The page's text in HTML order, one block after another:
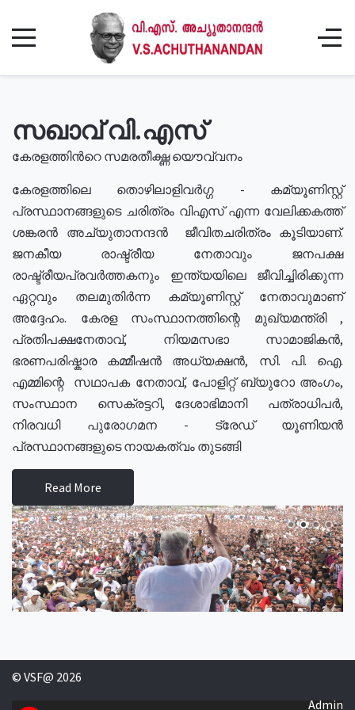
സഖാവ് വി.എസ്
കേരളത്തിൻറെ സമരതീക്ഷ്ണ യൌവ്വനം
കേരളത്തിലെ തൊഴിലാളിവർഗ്ഗ - കമ്യൂണിസ്റ്റ്
പ്രസ്ഥാനങ്ങളുടെ ചരിത്രം വിഎസ് എന്ന വേലിക്കകത്ത്
ശങ്കരൻ അച്യുതാനന്ദൻ ജീവിതചരിത്രം കൂടിയാണ്.
ജനകീയ രാഷ്ട്രീയ നേതാവും ജനപക്ഷ
രാഷ്ട്രീയപ്രവർത്തകനും ഇന്ത്യയിലെ ജീവിച്ചിരിക്കുന്ന
ഏറ്റവും തലമുതിർന്ന കമ്യൂണിസ്റ്റ് നേതാവുമാണ്
അദ്ദേഹം. കേരള സംസ്ഥാനത്തിന്റെ മുഖ്യമന്ത്രി ,
പ്രതിപക്ഷനേതാവ്, നിയമസഭാ സാമാജികൻ,
ഭരണപരിഷ്കാര കമ്മീഷൻ അധ്യക്ഷൻ, സി. പി. ഐ.
എമ്മിന്റെ സഥാപക നേതാവ്, പോളിറ്റ് ബ്യുറോ അംഗം,
സംസ്ഥാന സെക്രട്ടറി, ദേശാഭിമാനി പത്രാധിപർ,
നിരവധി പുരോഗമന - ട്രേഡ് യൂണിയൻ
പ്രസ്ഥാനങ്ങളുടെ നായകത്വം തുടങ്ങി
Read More
© VSF@ 2026
Admin